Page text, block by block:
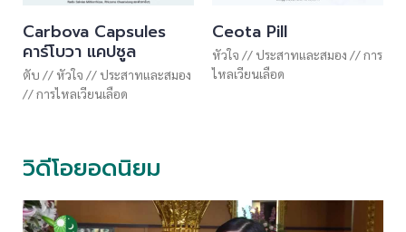
Carbova Capsules
คาร์โบวา แคปซูล
ตับ // หัวใจ // ประสาทและสมอง
//การไหลเวียนเลือด
Ceota Pill
หัวใจ // ประสาทและสมอง //การ
ไหลเวียนเลือด
วิดีโอยอดนิยม